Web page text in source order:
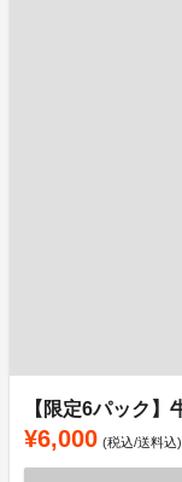
【限定6パック
¥6,000 (税込/送料込)